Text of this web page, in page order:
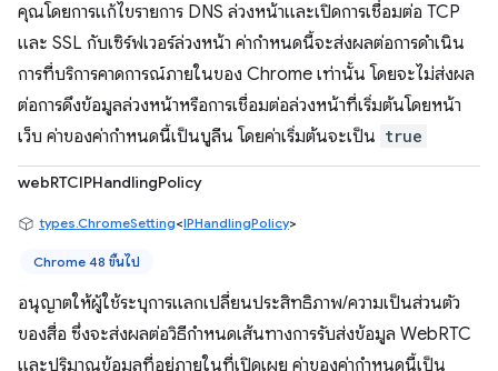
คุณโดยการแก้ไขรายการ DNS ล่วงหน้าและเปิดการเชื่อมต่อ TCP
และ SSL กับเซิร์ฟเวอร์ล่วงหน้า ค่ากำหนดนี้จะส่งผลต่อการดำเนิน
การที่บริการคาดการณ์ภายในของ Chrome เท่านั้น โดยจะไม่ส่งผล
ต่อการดึงข้อมูลล่วงหน้าหรือการเชื่อมต่อล่วงหน้าที่เริ่มต้นโดยหน้า
เว็บ ค่าของค่ากำหนดนี้เป็นบูลีน โดยค่าเริ่มต้นจะเป็น true
webRTCIPHandlingPolicy
types.ChromeSetting<IPHandlingPolicy>
Chrome 48 ขึ้นไป
อนุญาตให้ผู้ใช้ระบุการแลกเปลี่ยนประสิทธิภาพ/ความเป็นส่วนตัว
ของสื่อ ซึ่งจะส่งผลต่อวิธีกำหนดเส้นทางการรับส่งข้อมูล WebRTC
และปริมาณข้อมูลที่อยู่ภายในที่เปิดเผย ค่าของค่ากำหนดนี้เป็น